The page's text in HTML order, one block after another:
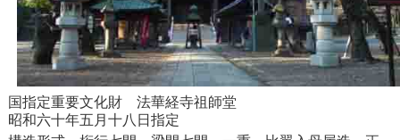
国指定重要文化財 法華経寺祖師堂
昭和六十年五月十八日指定